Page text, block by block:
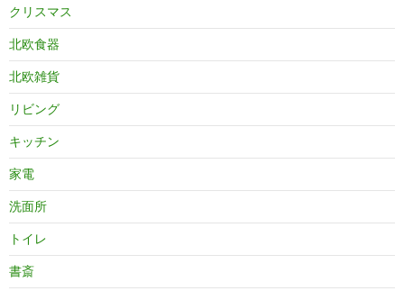
クリスマス
北欧食器
北欧雑貨
リビング
キッチン
家電
洗面所
トイレ
書斎